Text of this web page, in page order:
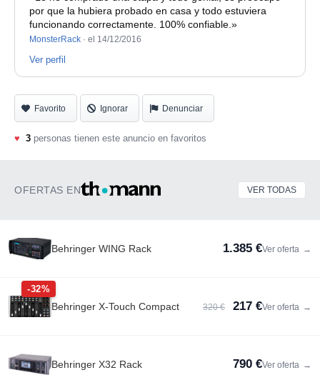
por que la hubiera probado en casa y todo estuviera
funcionando correctamente. 100% confiable.»
MonsterRack · el 14/12/2016
Ver perfil
Favorito Ignorar Denunciar
♥ 3 personas tienen este anuncio en favoritos
OFERTAS EN VER TODAS
Behringer WING Rack 1.385 €Ver oferta →
-32%
Behringer X-Touch Compact 320 € 217 €Ver oferta →
Behringer X32 Rack 790 €Ver oferta →